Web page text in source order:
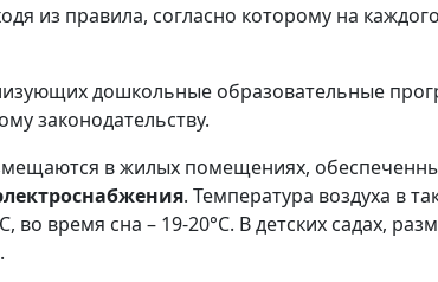
из правила, согласно которому на
дошкольные образовательные
законодательству.
в жилых помещениях,
. Температура воздуха в
во время сна – 19-20°С. В детских садах,